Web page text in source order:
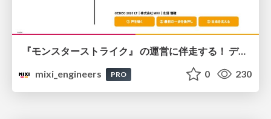
『モンスターストライク』 の運営に伴走する！ データ民主化への 解析グループの3つのアプローチ
mixi_engineers
PRO 0 230